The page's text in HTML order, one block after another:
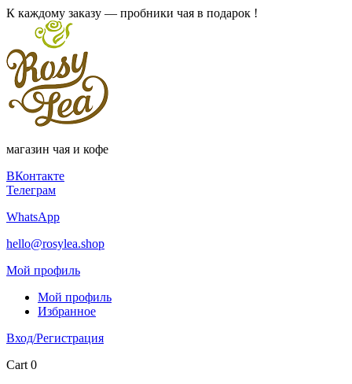
К каждому заказу — пробники чая в подарок !
магазин чая и кофе
ВКонтакте
Телеграм
WhatsApp
hello@rosylea.shop
Мой профиль
Мой профиль
Избранное
Вход/Регистрация
Cart 0